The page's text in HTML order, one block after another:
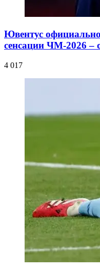
Ювентус
сенсации ЧМ-2026 –
4 017